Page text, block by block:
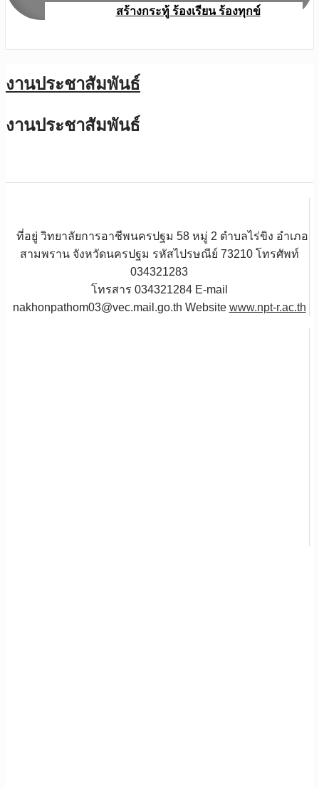
สร้างกระทู้ ร้องเรียน ร้องทุกข์
งานประชาสัมพันธ์
งานประชาสัมพันธ์
ที่อยู่ วิทยาลัยการอาชีพนครปฐม 58 หมู่ 2 ตำบลไร่ขิง อำเภอ
สามพราน จังหวัดนครปฐม รหัสไปรษณีย์ 73210 โทรศัพท์
034321283
โทรสาร 034321284 E-mail
nakhonpathom03@vec.mail.go.th Website www.npt-r.ac.th